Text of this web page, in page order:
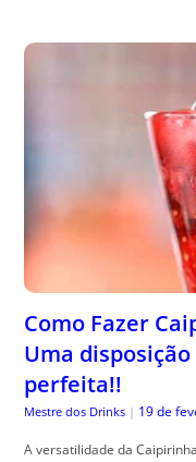
Como Fazer
Uma
perfeita!!
Mestre dos Drinks | 19 de
A versatilidade da